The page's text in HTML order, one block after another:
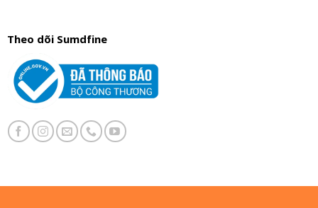
Theo dõi Sumdfine